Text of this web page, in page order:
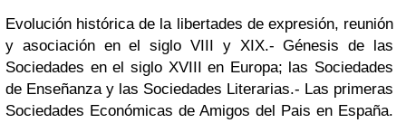
Evolución histórica de la libertades de expresión, reunión
y asociación en el siglo VIII y XIX.- Génesis de las
Sociedades en el siglo XVIII en Europa; las Sociedades
de Enseñanza y las Sociedades Literarias.- Las primeras
Sociedades Económicas de Amigos del Pais en España.